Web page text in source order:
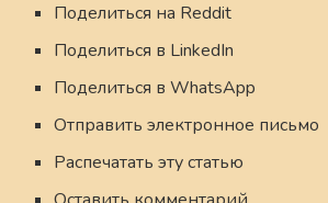
Поделиться на Reddit
Поделиться в LinkedIn
Поделиться в WhatsApp
Отправить электронное письмо
Распечатать эту статью